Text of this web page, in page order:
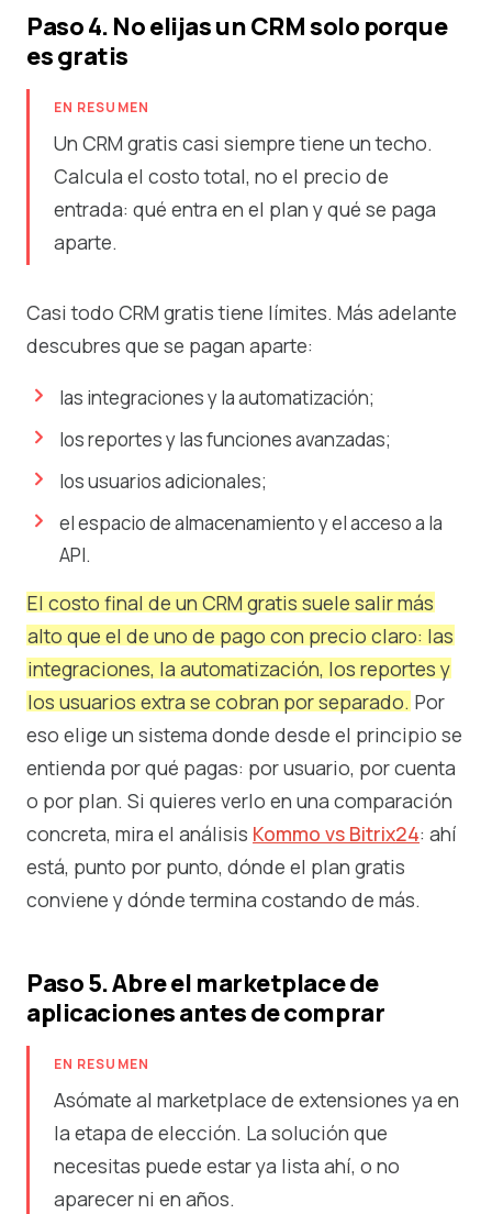
Paso 4. No elijas un CRM solo porque
es gratis
EN RESUMEN
Un CRM gratis casi siempre tiene un techo.
Calcula el costo total, no el precio de
entrada: qué entra en el plan y qué se paga
aparte.
Casi todo CRM gratis tiene límites. Más adelante
descubres que se pagan aparte:
las integraciones y la automatización;
los reportes y las funciones avanzadas;
los usuarios adicionales;
el espacio de almacenamiento y el acceso a la
API.
El costo final de un CRM gratis suele salir más
alto que el de uno de pago con precio claro: las
integraciones, la automatización, los reportes y
los usuarios extra se cobran por separado. Por
eso elige un sistema donde desde el principio se
entienda por qué pagas: por usuario, por cuenta
o por plan. Si quieres verlo en una comparación
concreta, mira el análisis Kommo vs Bitrix24: ahí
está, punto por punto, dónde el plan gratis
conviene y dónde termina costando de más.
Paso 5. Abre el marketplace de
aplicaciones antes de comprar
EN RESUMEN
Asómate al marketplace de extensiones ya en
la etapa de elección. La solución que
necesitas puede estar ya lista ahí, o no
aparecer ni en años.